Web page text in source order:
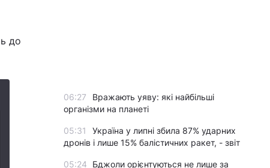
до
06:27
Вражають уяву: які найбільші
організми на планеті
05:31
Україна у липні збила 87% ударних
дронів і лише 15% балістичних ракет, - звіт
05:24
Бджоли орієнтуються не лише за